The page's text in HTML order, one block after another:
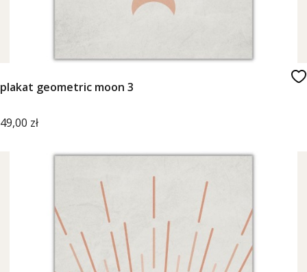
plakat geometric moon 3
Cena
49,00 zł